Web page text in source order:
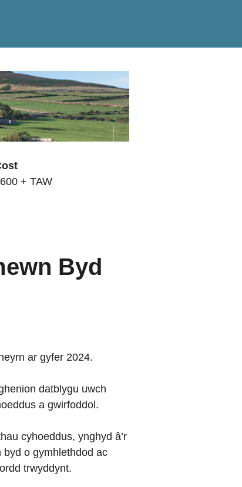
+ TAW
Byd
ar gyfer 2024.
datblygu uwch
a gwirfoddol.
cyhoeddus, ynghyd â’r
o gymhlethdod ac
trwyddynt.